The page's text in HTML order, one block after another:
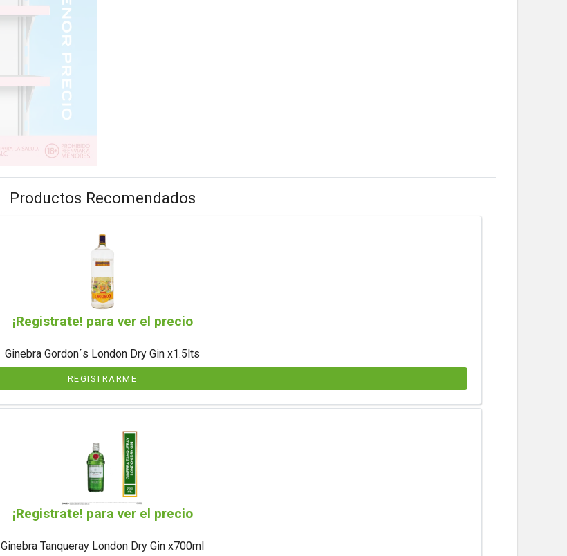
Productos Recomendados
¡Registrate! para ver el precio
Ginebra Gordon´s London Dry Gin x1.5lts
REGISTRARME
¡Registrate! para ver el precio
Ginebra Tanqueray London Dry Gin x700ml